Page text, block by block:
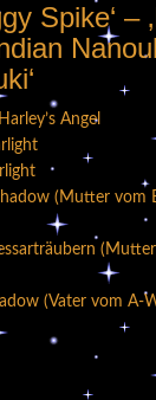
Spike‘ –
Angel
(Mutter vom
(Vater vom A-